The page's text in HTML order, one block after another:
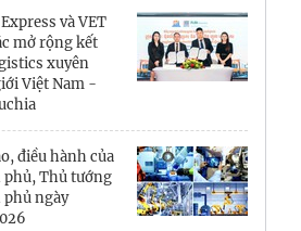
Cần Thơ
Điện Biên
Đắk Lắk
Đồng Nai
và VET
mở rộng kết
xuyên
Việt Nam -
điều hành của
phủ, Thủ tướng
phủ ngày